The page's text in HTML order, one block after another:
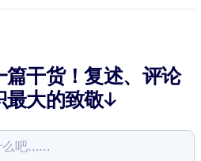
干货！复述、评论
最大的致敬↓